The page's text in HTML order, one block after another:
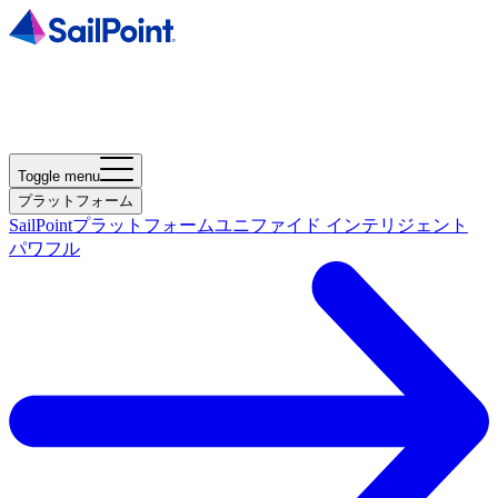
Toggle menu
プラットフォーム
SailPointプラットフォームユニファイド インテリジェント
パワフル